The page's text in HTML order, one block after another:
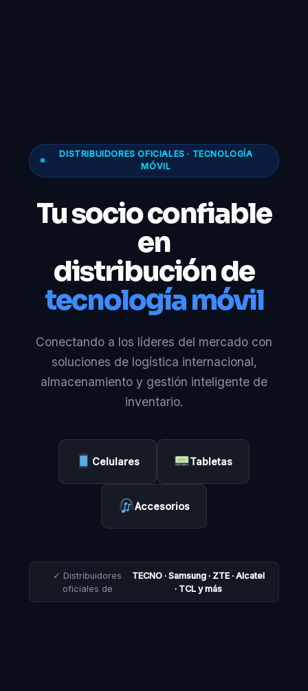
DISTRIBUIDORES OFICIALES · TECNOLOGÍA
MÓVIL
Tu socio confiable
en
distribución de
tecnología móvil
Conectando a los líderes del mercado con
soluciones de logística internacional,
almacenamiento y gestión inteligente de
inventario.
Celulares Tabletas
Accesorios
✓ Distribuidores
oficiales de
TECNO · Samsung · ZTE · Alcatel
· TCL y más